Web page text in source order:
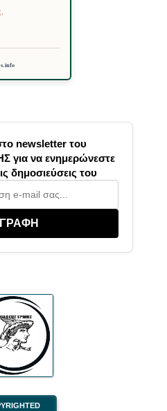
newsletter του
να ενημερώνεστε
δημοσιεύσεις του